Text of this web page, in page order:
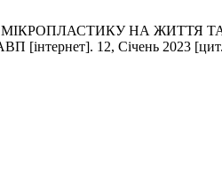
МІКРОПЛАСТИКУ НА
12, Січень 2023 [цит. за